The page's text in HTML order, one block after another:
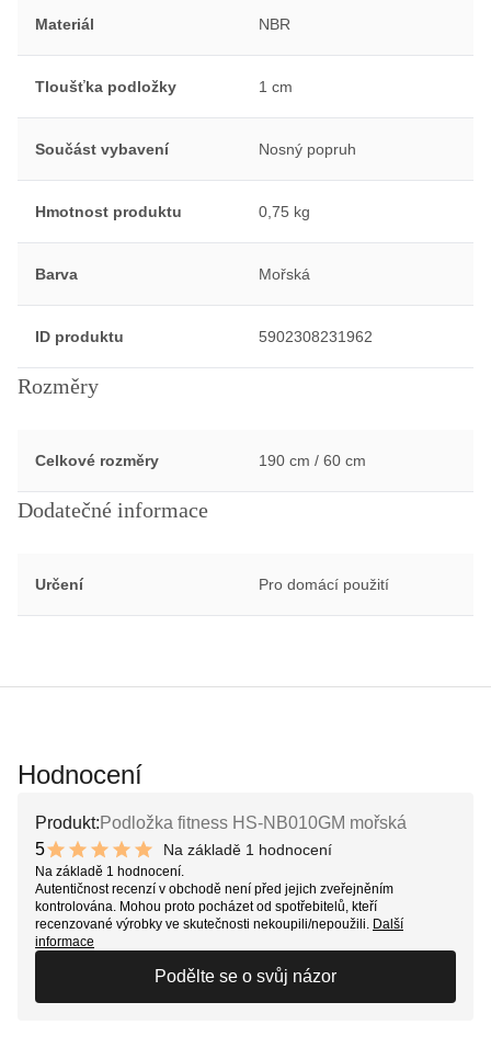
Materiál NBR
Tloušťka podložky 1 cm
Součást vybavení Nosný popruh
Hmotnost produktu 0,75 kg
Barva Mořská
ID produktu 5902308231962
Rozměry
Celkové rozměry 190 cm / 60 cm
Dodatečné informace
Určení Pro domácí použití
Hodnocení
Produkt: Podložka fitness HS-NB010GM mořská
5
10 out of 10 stars
Na základě 1 hodnocení
Na základě 1 hodnocení.
Autentičnost recenzí v obchodě není před jejich zveřejněním
kontrolována. Mohou proto pocházet od spotřebitelů, kteří
recenzované výrobky ve skutečnosti nekoupili/nepoužili. Další
informace
Podělte se o svůj názor